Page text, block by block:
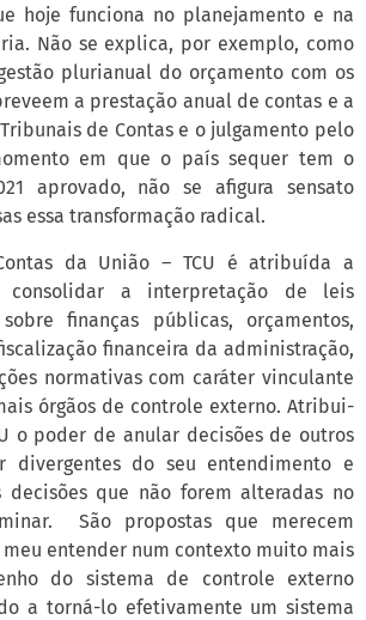
hoje funciona no planejamento e na
Não se explica, por exemplo, como
plurianual do orçamento com os
a prestação anual de contas e a
de Contas e o julgamento pelo
em que o país sequer tem o
aprovado, não se afigura sensato
essa transformação radical.
da União – TCU é atribuída a
consolidar a interpretação de leis
finanças públicas, orçamentos,
financeira da administração,
normativas com caráter vinculante
órgãos de controle externo. Atribui-
o poder de anular decisões de outros
divergentes do seu entendimento e
decisões que não forem alteradas no
São propostas que merecem
entender num contexto muito mais
do sistema de controle externo
a torná-lo efetivamente um sistema